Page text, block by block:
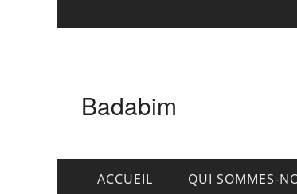
Badabim
ACCUEIL QUI SOMMES-